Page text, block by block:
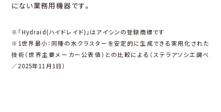
にない業務用機器です。
※「Hydraid(ハイドレイド)」はアイシンの登録商標です
※1世界最小：同種の水クラスターを安定的に生成できる実用化された
技術（世界主要メーカー公表値） との比較による（ステラアソシエ調べ
／2025年11月1日）